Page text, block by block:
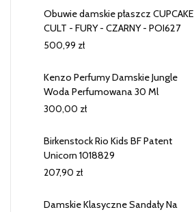
Obuwie damskie płaszcz CUPCAKE
CULT - FURY - CZARNY - POI627
500,99 zł
Kenzo Perfumy Damskie Jungle
Woda Perfumowana 30 Ml
300,00 zł
Birkenstock Rio Kids BF Patent
Unicorn 1018829
207,90 zł
Damskie Klasyczne Sandały Na